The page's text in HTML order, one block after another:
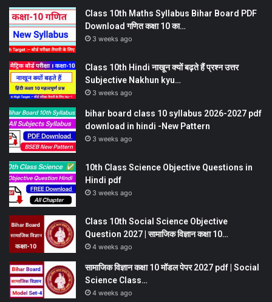
Class 10th Maths Syllabus Bihar Board PDF
Download गणित कक्षा 10 का…
3 weeks ago
Class 10th Hindi नाखून क्यों बढ़ते हैं प्रश्न उत्तर
Subjective Nakhun kyu…
3 weeks ago
bihar board class 10 syllabus 2026-2027 pdf
download in hindi -New Pattern
3 weeks ago
10th Class Science Objective Questions in
Hindi pdf
3 weeks ago
Class 10th Social Science Objective
Question 2027 | सामाजिक विज्ञान कक्षा 10…
4 weeks ago
सामाजिक विज्ञान कक्षा 10 मॉडल पेपर 2027 pdf | Social
Science Class…
4 weeks ago